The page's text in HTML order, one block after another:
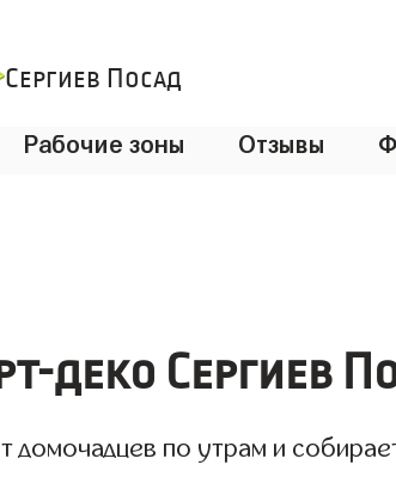
Сергиев Посад
Рабочие зоны Отзывы
деко Сергиев
домочадцев по утрам и